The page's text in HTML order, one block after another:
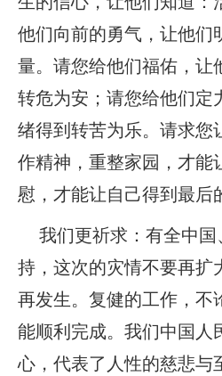
他们向前的勇气，让他们
量。请您给他们福佑，让
转危为安；请您给他们定
绪得到转苦为乐。请求您
作精神，重整家园，才能
慰，才能让自己得到最后
我们更祈求：有全中国
持，这次的灾情不要再扩
再发生。复健的工作，不
能顺利完成。我们中国人
心，代表了人性的慈悲与